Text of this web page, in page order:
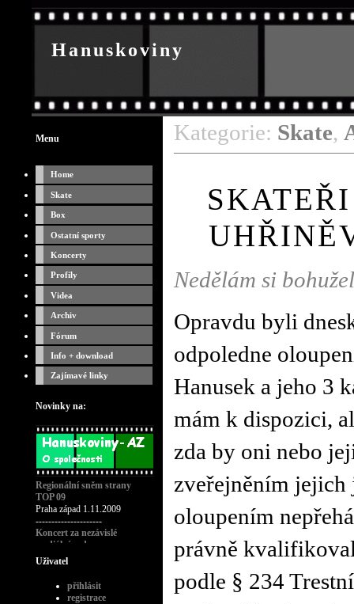
Hanuskoviny
Menu
Home
Skate
Box
Ostatní sporty
Koncerty
Profily
Videa
Archiv
Fórum
Info + download
Zajímavé linky
Novinky na:
Regionální sněm strany
TOP 09
Praha západ 1.11.2009
---------------------
Koncert za nezávislé
mediální rady
---------------------
Křest časopisu playboy č.11-
---------------------
Uživatel
přihlásit
registrace
Kategorie: Skate,
Nedělám si
Opravdu byli
odpoledne
Hanusek a jeho 3
mám k dispozici,
zda by oni nebo
zveřejněním jejich
oloupením
právně
podle § 234